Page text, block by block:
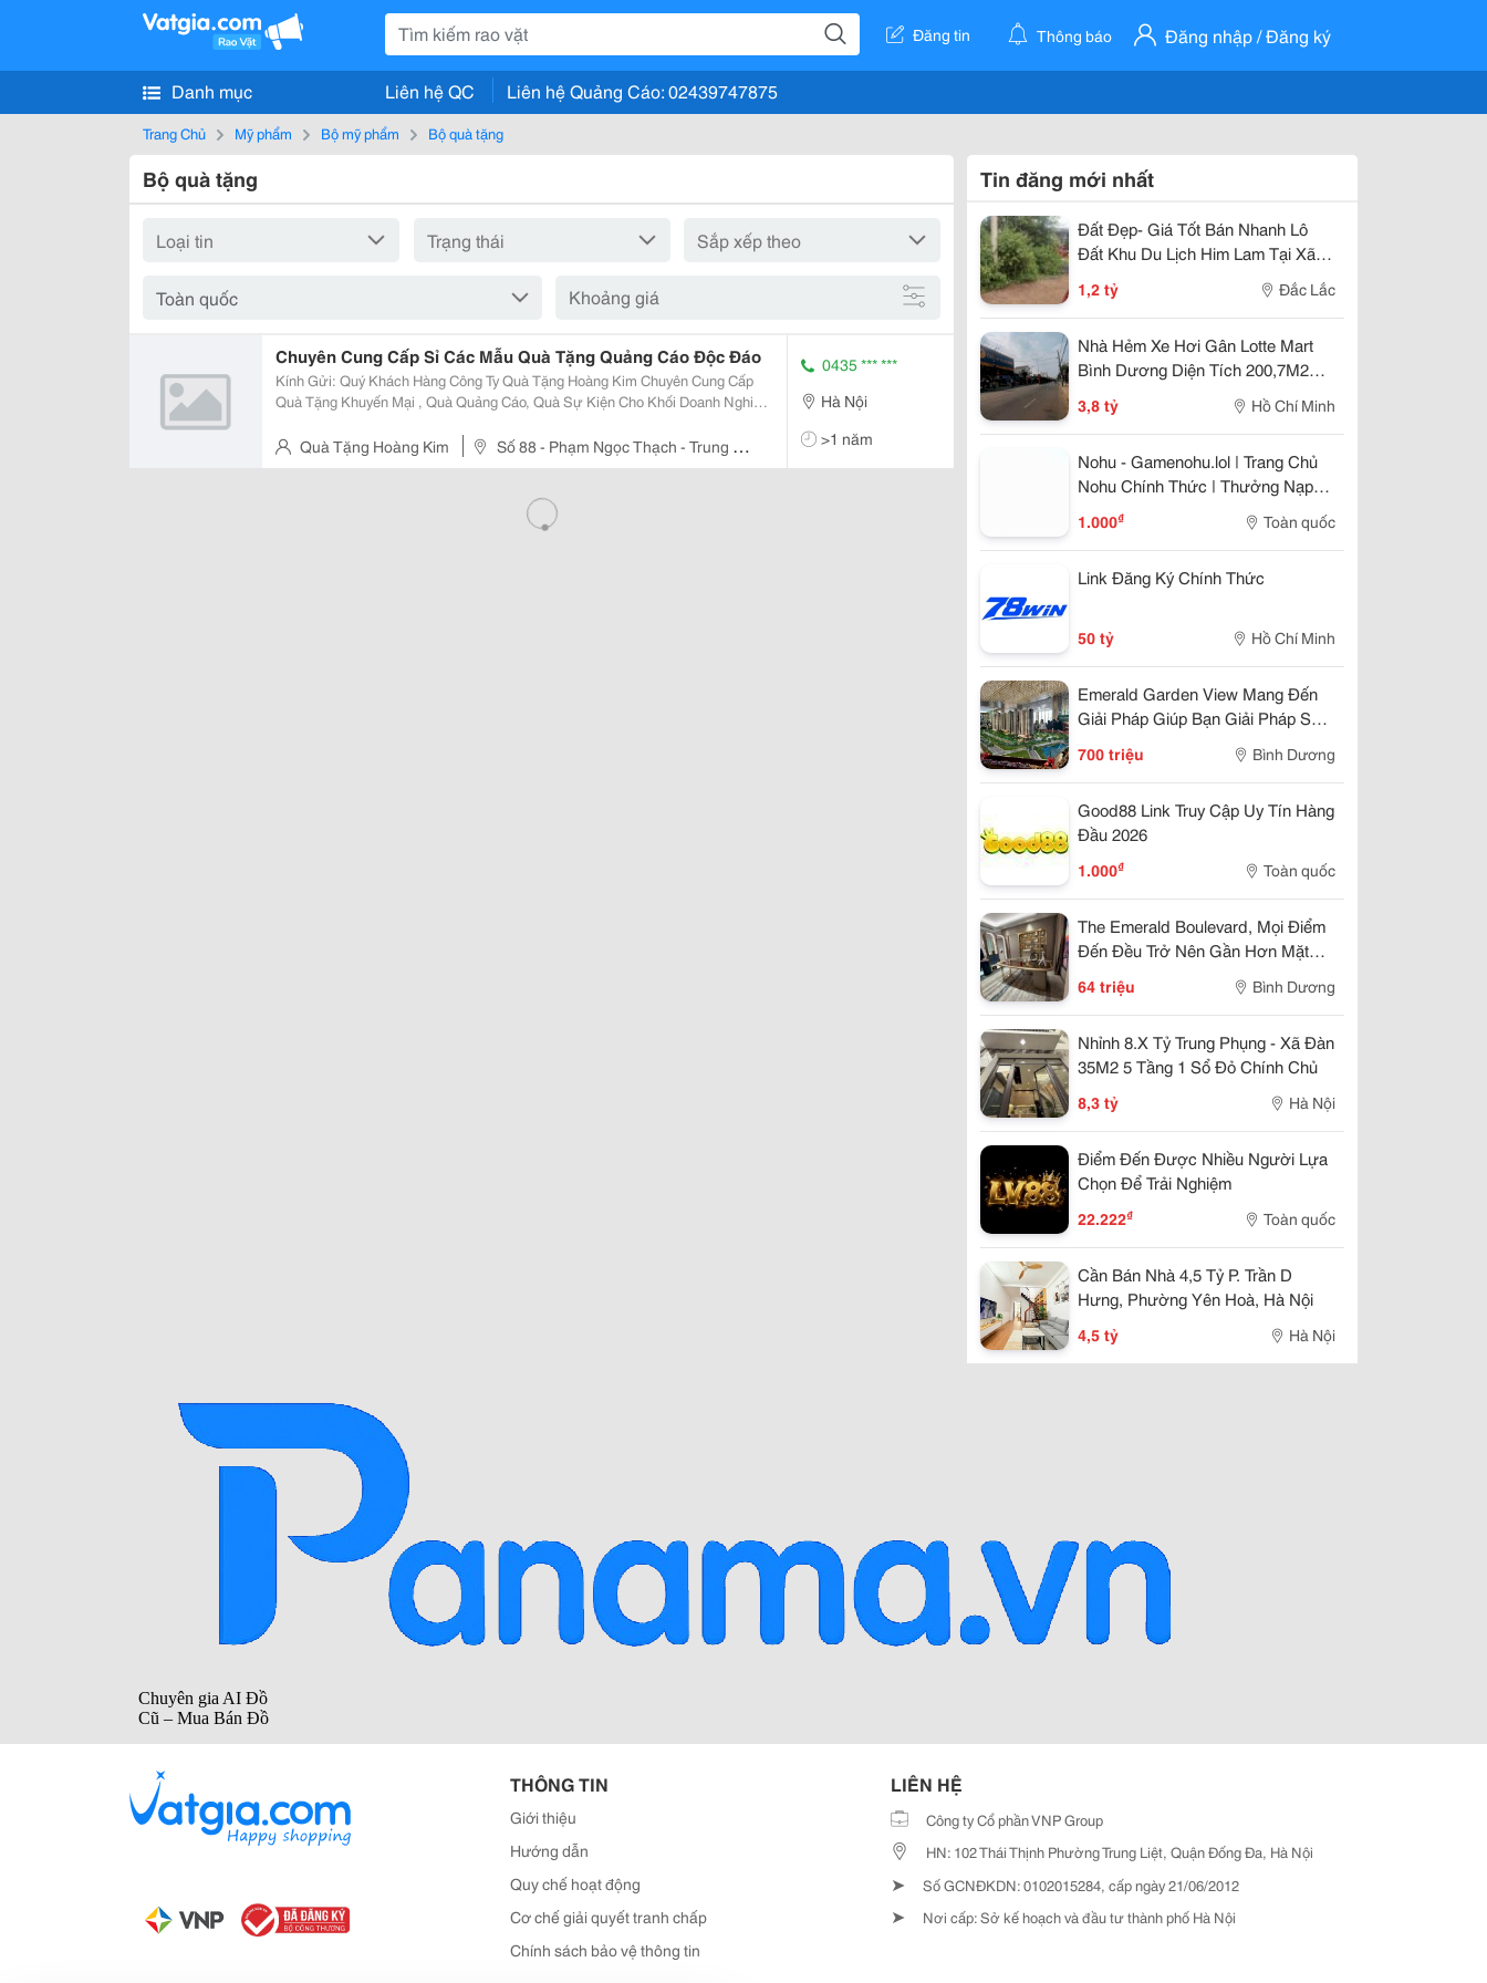
Đăng tin Thông báo Đăng nhập / Đăng ký
Danh mục Liên hệ QC Liên hệ Quảng Cáo: 02439747875
Trang Chủ Mỹ phẩm Bộ mỹ phẩm Bộ quà tặng
Bộ quà tặng
Khoảng giá
Chuyên Cung Cấp Sỉ Các Mẫu Quà Tặng Quảng Cáo Độc Đáo
Kính Gửi: Quý Khách Hàng Công Ty Quà Tặng Hoàng Kim Chuyên Cung Cấp
Quà Tặng Khuyến Mại , Quà Quảng Cáo, Quà Sự Kiện Cho Khối Doanh Nghiệp,
&Hellip; - Huy Hiệu, Phù Hiệu,
Quà Tặng Hoàng Kim
Số 88 - Phạm Ngọc Thạch - Trung Tự
- Đống Đa- Hà Nội
0435 *** ***
Hà Nội
>1 năm
Tin đăng mới nhất
Đất Đẹp- Giá Tốt Bán Nhanh Lô
Đất Khu Du Lịch Him Lam Tại Xã
Cư Suê, Huyện Cư M''gar, Đắk Lắk
1,2 tỷ Đắc Lắc
Nhà Hẻm Xe Hơi Gân Lotte Mart
Bình Dương Diện Tích 200,7M2
3,8 tỷ Hồ Chí Minh
Nohu - Gamenohu.lol | Trang Chủ
Nohu Chính Thức | Thưởng Nạp
1.000₫ Toàn quốc
Link Đăng Ký Chính Thức
50 tỷ Hồ Chí Minh
Emerald Garden View Mang Đến
Giải Pháp Giúp Bạn Giải Pháp Sở
700 triệu Bình Dương
Good88 Link Truy Cập Uy Tín Hàng
Đầu 2026
1.000₫ Toàn quốc
The Emerald Boulevard, Mọi Điểm
Đến Đều Trở Nên Gần Hơn Mặt
64 triệu Bình Dương
Nhỉnh 8.X Tỷ Trung Phụng - Xã Đàn
35M2 5 Tầng 1 Sổ Đỏ Chính Chủ
8,3 tỷ Hà Nội
Điểm Đến Được Nhiều Người Lựa
Chọn Để Trải Nghiệm
22.222₫ Toàn quốc
Cần Bán Nhà 4,5 Tỷ P. Trần D
Hưng, Phường Yên Hoà, Hà Nội
4,5 tỷ Hà Nội
THÔNG TIN
Giới thiệu
Hướng dẫn
Quy chế hoạt động
Cơ chế giải quyết tranh chấp
Chính sách bảo vệ thông tin
LIÊN HỆ
Công ty Cổ phần VNP Group
HN: 102 Thái Thịnh Phường Trung Liệt, Quận Đống Đa, Hà Nội
➤ Số GCNĐKDN: 0102015284, cấp ngày 21/06/2012
➤ Nơi cấp: Sở kế hoạch và đầu tư thành phố Hà Nội